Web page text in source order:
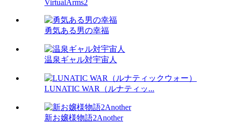
VirtualArms2
勇気ある男の幸福
温泉ギャル対宇宙人
LUNATIC WAR（ルナティッ...
新お嬢様物語2Another